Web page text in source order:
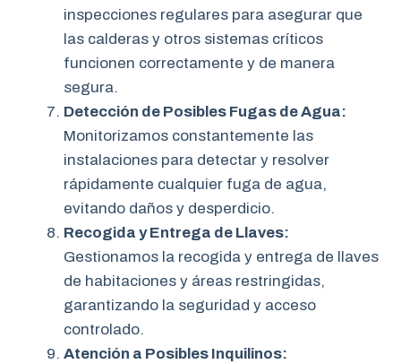
inspecciones regulares para asegurar que
las calderas y otros sistemas críticos
funcionen correctamente y de manera
segura.
Detección de Posibles Fugas de Agua:
Monitorizamos constantemente las
instalaciones para detectar y resolver
rápidamente cualquier fuga de agua,
evitando daños y desperdicio.
Recogida y Entrega de Llaves:
Gestionamos la recogida y entrega de llaves
de habitaciones y áreas restringidas,
garantizando la seguridad y acceso
controlado.
Atención a Posibles Inquilinos: